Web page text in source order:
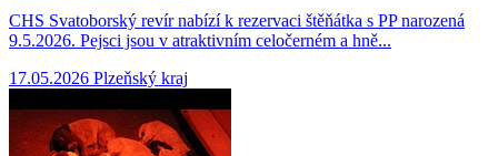
CHS Svatoborský revír nabízí k rezervaci štěňátka s PP narozená
9.5.2026. Pejsci jsou v atraktivním celočerném a hně...
17.05.2026 Plzeňský kraj